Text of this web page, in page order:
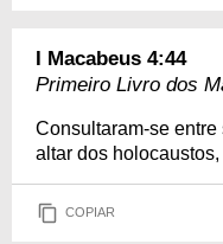
I Macabeus 4:44
Primeiro Livro dos
Consultaram-se
altar dos
COPIAR